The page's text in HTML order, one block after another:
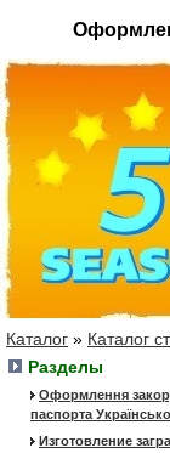
Каталог » Каталог
Разделы
Оформлення
паспорта
Изготовление